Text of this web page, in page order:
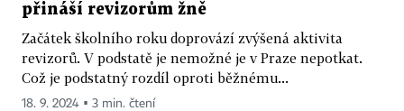
přináší revizorům žně
Začátek školního roku doprovází zvýšená aktivita
revizorů. V podstatě je nemožné je v Praze nepotkat.
Což je podstatný rozdíl oproti běžnému...
18. 9. 2024 ▪ 3 min. čtení